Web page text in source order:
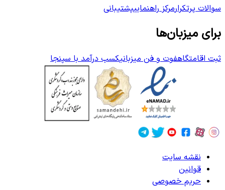
سوالات پرتکرارمرکز راهنماییپشتیبانی
برای میزبان‌ها
ثبت اقامتگاهفوت و فن میزبانیکسب درآمد با سپنجا
نقشه سایت
قوانین
حریم خصوصی